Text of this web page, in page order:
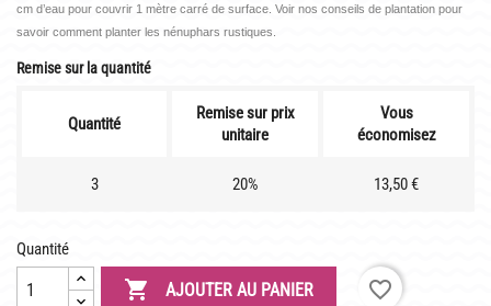
CLAUDE MONET
BIOGRAPHIE DE 1908
DE JARDINAGE AQUATIQUE
DE NOS PRÉDÉCESSEURS
cm d’eau pour couvrir 1 mètre carré de surface. Voir nos conseils de plantation pour
savoir comment planter les nénuphars rustiques.
Remise sur la quantité
Quantité
Remise sur prix
unitaire
Vous
économisez
3 20% 13,50 €
Quantité
 AJOUTER AU PANIER favorite_border